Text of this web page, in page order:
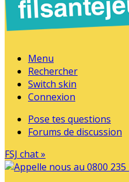
Menu
Rechercher
Switch skin
Connexion
Pose tes questions
Forums de discussion
FSJ chat »